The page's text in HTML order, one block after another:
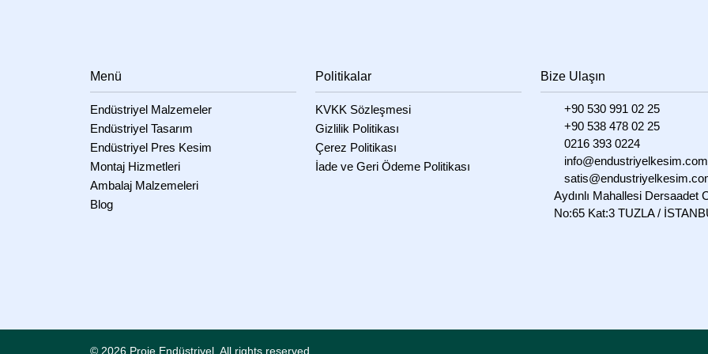
Menü
Endüstriyel Malzemeler
Endüstriyel Tasarım
Endüstriyel Pres Kesim
Montaj Hizmetleri
Ambalaj Malzemeleri
Blog
Politikalar
KVKK Sözleşmesi
Gizlilik Politikası
Çerez Politikası
İade ve Geri Ödeme Politikası
Bize Ulaşın
+90 530 991 02 25
+90 538 478 02 25
0216 393 0224
info@endustriyelkesim.com
Aydınlı Mahallesi Dersaadet
No:65 Kat:3 TUZLA /
© 2026 Proje Endüstriyel. All rights reserved.